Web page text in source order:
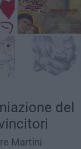
del
Martini